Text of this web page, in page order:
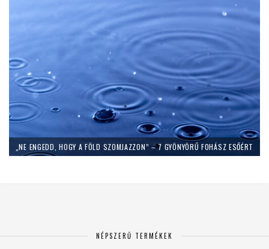
„NE ENGEDD, HOGY A FÖLD SZOMJAZZON” – 7 GYÖNYÖRŰ FOHÁSZ ESŐÉRT
NÉPSZERŰ TERMÉKEK